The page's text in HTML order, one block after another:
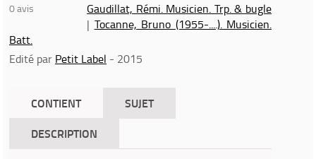
0avis
Gaudillat, Rémi. Musicien. Trp. & bugle
| Tocanne, Bruno (1955-....). Musicien.
Batt.
Edité par Petit Label - 2015
CONTIENT
SUJET
DESCRIPTION